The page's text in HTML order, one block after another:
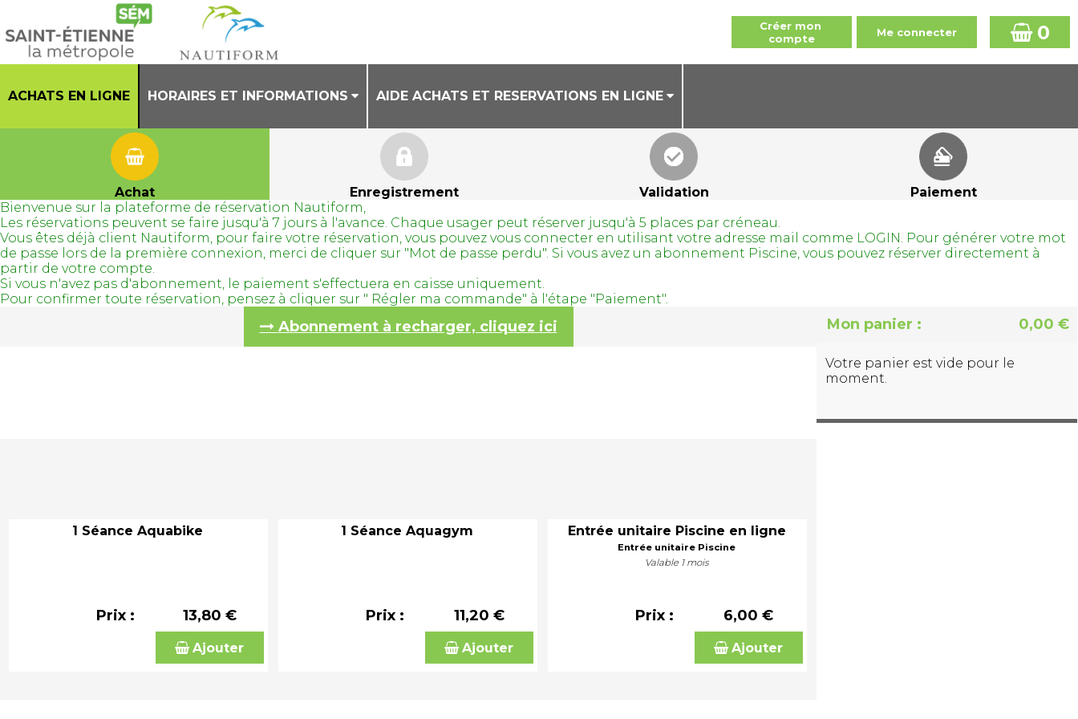
0
ACHATS EN LIGNE HORAIRES ET INFORMATIONS
PRESENTATION
HORAIRES CENTRE AQUATIQUE
REGLEMENT INTERIEUR
TENUES AUTORISEES
AIDE ACHATS ET RESERVATIONS EN LIGNE
CONDITIONS GENERALES DE VENTE
AIDE ACHAT DE BILLETS EN LIGNE
Achat Enregistrement Validation
Paiement
Bienvenue sur la plateforme de réservation Nautiform,
Les réservations peuvent se faire jusqu'à 7 jours à l'avance. Chaque usager peut réserver jusqu'à 5 places par créneau.
Vous êtes déjà client Nautiform, pour faire votre réservation, vous pouvez vous connecter en utilisant votre adresse mail comme LOGIN. Pour générer votre mot
de passe lors de la première connexion, merci de cliquer sur "Mot de passe perdu". Si vous avez un abonnement Piscine, vous pouvez réserver directement à
partir de votre compte.
Si vous n'avez pas d'abonnement, le paiement s'effectuera en caisse uniquement.
Pour confirmer toute réservation, pensez à cliquer sur " Régler ma commande" à l'étape "Paiement".
Abonnement à recharger, cliquez ici
1 Séance Aquabike
Prix : 13,80 €
Ajouter
1 Séance Aquagym
Prix : 11,20 €
Ajouter
Entrée unitaire Piscine en ligne
Entrée unitaire Piscine
Valable 1 mois
Prix : 6,00 €
Ajouter
Mon panier : 0,00 €
Votre panier est vide pour le
moment.